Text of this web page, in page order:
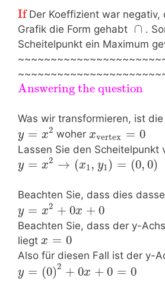
IfDer Koeffizient war negativ,
Grafik die Form gehabt ∩ .
Scheitelpunkt ein Maximum
Answering the question
Was wir transformieren, ist die
y = x2 woherxvertex = 0
Lassen Sie den Scheitelpunkt
y = x2 → (x1, y1) = (0, 0)
Beachten Sie, dass dies
y = x2 + 0x + 0
Beachten Sie, dass der y-
liegt x = 0
Also für diesen Fall ist der y-
y = (0)2 + 0x + 0 = 0